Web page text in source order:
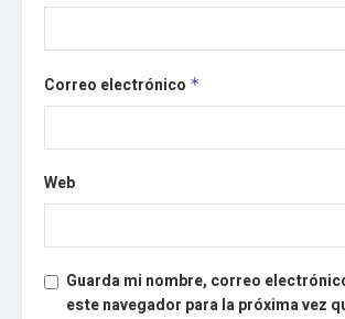
Correo electrónico *
Web
Guarda mi nombre, correo
este navegador para la próxima vez